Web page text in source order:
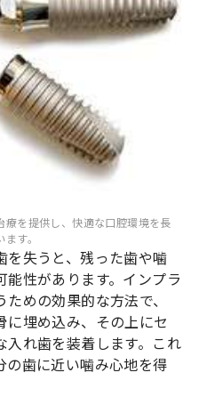
を提供し、快適な口腔環境を長
す。
を失うと、残った歯や噛
性があります。インプラ
めの効果的な方法で、
埋め込み、その上にセ
入れ歯を装着します。これ
の歯に近い噛み心地を得